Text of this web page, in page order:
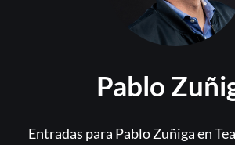
Pablo
Entradas para Pablo Zuñiga en